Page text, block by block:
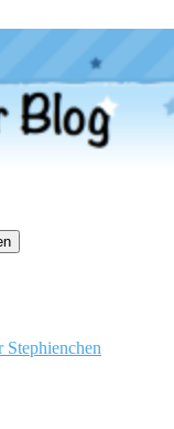
Stephienchen